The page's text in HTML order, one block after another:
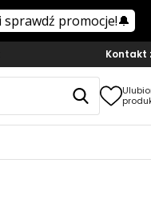
Kontakt